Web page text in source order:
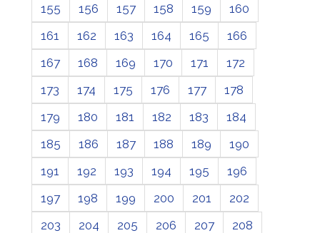
155
156 157 158 159
160
161
162 163 164 165
166
167
168 169 170 171
172
173
174 175 176 177
178
179
180 181 182 183
184
185
186 187 188 189
190
191
192 193 194 195
196
197
198 199 200 201
202
203
204 205 206 207
208